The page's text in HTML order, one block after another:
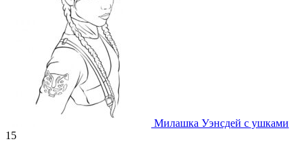
Милашка Уэнсдей с ушками
15